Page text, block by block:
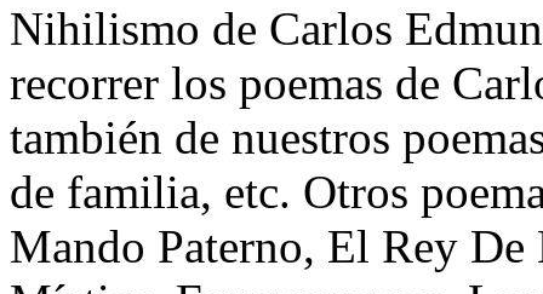
Nihilismo de Carlos
recorrer los poemas de
también de nuestros
de familia, etc. Otros
Mando Paterno, El Rey De